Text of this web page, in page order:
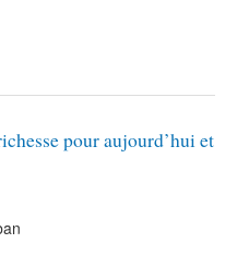
pour aujourd’hui et